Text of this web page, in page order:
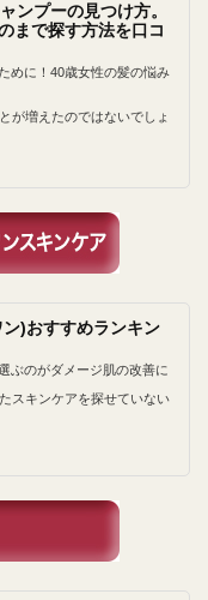
ンプーの見つけ方。
まで探す方法を口コ
めに！40歳女性の髪の悩み
が増えたのではないでしょ
)おすすめランキン
ぶのがダメージ肌の改善に
スキンケアを探せていない